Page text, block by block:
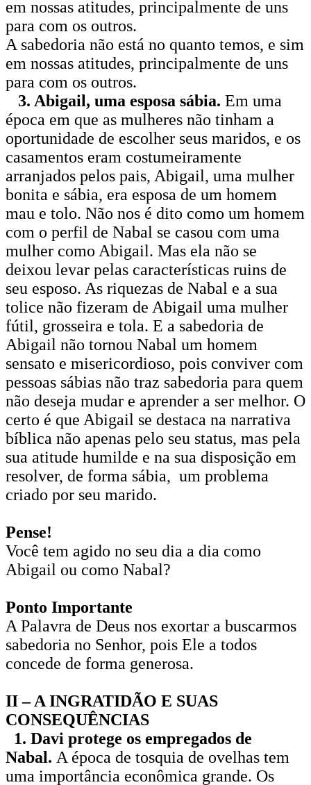
em nossas atitudes, principalmente de uns
para com os outros.
A sabedoria não está no quanto temos, e sim
em nossas atitudes, principalmente de uns
para com os outros.
3. Abigail, uma esposa sábia. Em uma
época em que as mulheres não tinham a
oportunidade de escolher seus maridos, e os
casamentos eram costumeiramente
arranjados pelos pais, Abigail, uma mulher
bonita e sábia, era esposa de um homem
mau e tolo. Não nos é dito como um homem
com o perfil de Nabal se casou com uma
mulher como Abigail. Mas ela não se
deixou levar pelas características ruins de
seu esposo. As riquezas de Nabal e a sua
tolice não fizeram de Abigail uma mulher
fútil, grosseira e tola. E a sabedoria de
Abigail não tornou Nabal um homem
sensato e misericordioso, pois conviver com
pessoas sábias não traz sabedoria para quem
não deseja mudar e aprender a ser melhor. O
certo é que Abigail se destaca na narrativa
bíblica não apenas pelo seu status, mas pela
sua atitude humilde e na sua disposição em
resolver, de forma sábia, um problema
criado por seu marido.
Pense!
Você tem agido no seu dia a dia como
Abigail ou como Nabal?
Ponto Importante
A Palavra de Deus nos exortar a buscarmos
sabedoria no Senhor, pois Ele a todos
concede de forma generosa.
II – A INGRATIDÃO E SUAS
CONSEQUÊNCIAS
1. Davi protege os empregados de
Nabal. A época de tosquia de ovelhas tem
uma importância econômica grande. Os